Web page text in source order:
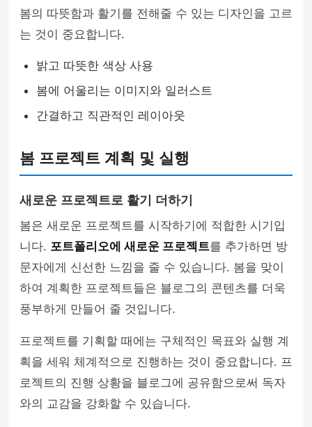
봄의 따뜻함과 활기를 전해줄 수 있는 디자인을 고르
는 것이 중요합니다.
밝고 따뜻한 색상 사용
봄에 어울리는 이미지와 일러스트
간결하고 직관적인 레이아웃
봄 프로젝트 계획 및 실행
새로운 프로젝트로 활기 더하기
봄은 새로운 프로젝트를 시작하기에 적합한 시기입
니다. 포트폴리오에 새로운 프로젝트를 추가하면 방
문자에게 신선한 느낌을 줄 수 있습니다. 봄을 맞이
하여 계획한 프로젝트들은 블로그의 콘텐츠를 더욱
풍부하게 만들어 줄 것입니다.
프로젝트를 기획할 때에는 구체적인 목표와 실행 계
획을 세워 체계적으로 진행하는 것이 중요합니다. 프
로젝트의 진행 상황을 블로그에 공유함으로써 독자
와의 교감을 강화할 수 있습니다.